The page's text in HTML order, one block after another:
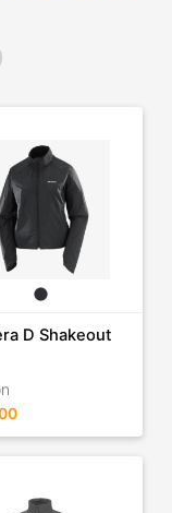
D Shakeout